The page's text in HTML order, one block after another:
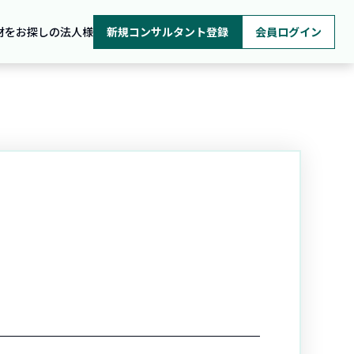
をお探しの法人様 新規コンサルタント登録 会員ログイン